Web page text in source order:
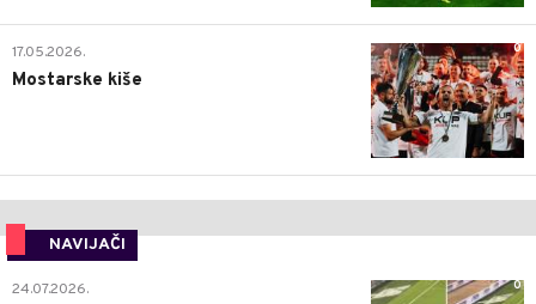
0
17.05.2026.
Mostarske kiše
NAVIJAČI
0
24.07.2026.